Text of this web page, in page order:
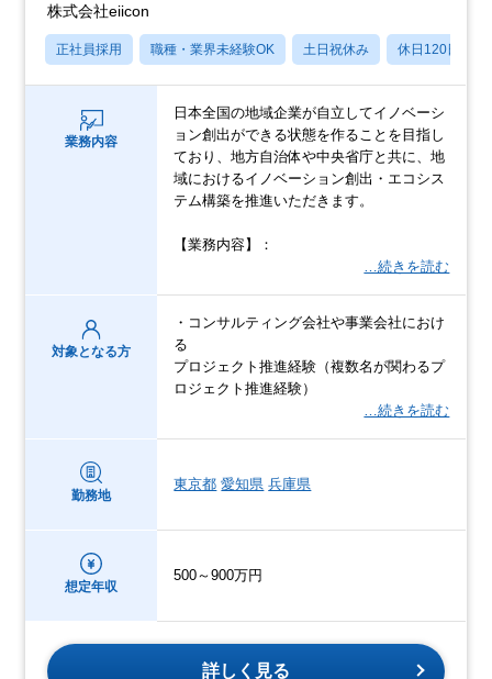
株式会社eiicon
正社員採用 職種・業界未経験OK 土日祝休み 休日120日以上
業務内容
日本全国の地域企業が自立してイノベーシ
ョン創出ができる状態を作ることを目指し
ており、地方自治体や中央省庁と共に、地
域におけるイノベーション創出・エコシス
テム構築を推進いただきます。
【業務内容】：
…続きを読む
対象となる方
・コンサルティング会社や事業会社におけ
る
プロジェクト推進経験（複数名が関わるプ
ロジェクト推進経験）
…続きを読む
勤務地
東京都 愛知県 兵庫県
想定年収
500～900万円
詳しく見る